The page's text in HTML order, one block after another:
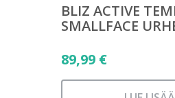
BLIZ ACTIVE
SMALLFACE
89,99 €